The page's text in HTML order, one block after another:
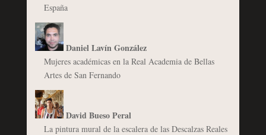
España
Daniel Lavín González
Mujeres académicas en la Real Academia de Bellas
Artes de San Fernando
David Bueso Peral
La pintura mural de la escalera de las Descalzas Reales